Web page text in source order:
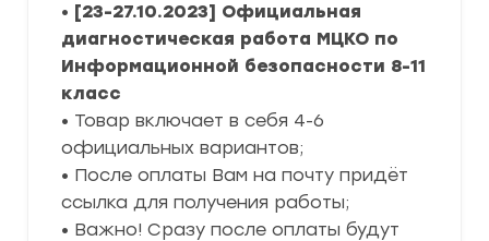
• [23-27.10.2023] Официальная
диагностическая работа МЦКО по
Информационной безопасности 8-11
класс
• Товар включает в себя 4-6
официальных вариантов;
• После оплаты Вам на почту придёт
ссылка для получения работы;
• Важно! Сразу после оплаты будут